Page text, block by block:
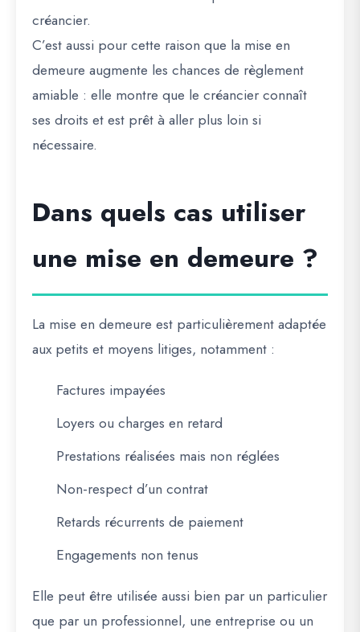
créancier.
C’est aussi pour cette raison que la mise en
demeure augmente les chances de règlement
amiable : elle montre que le créancier connaît
ses droits et est prêt à aller plus loin si
nécessaire.
Dans quels cas utiliser
une mise en demeure ?
La mise en demeure est particulièrement adaptée
aux petits et moyens litiges, notamment :
Factures impayées
Loyers ou charges en retard
Prestations réalisées mais non réglées
Non-respect d’un contrat
Retards récurrents de paiement
Engagements non tenus
Elle peut être utilisée aussi bien par un particulier
que par un professionnel, une entreprise ou un